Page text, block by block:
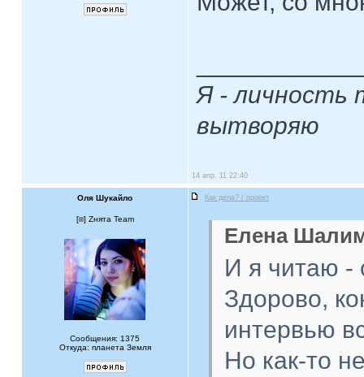
Я - личность
вытворяю
14 апр, 11 22:40
Оля Шукайло Как дела? / проект
[ ] Zнята Team
Сообщения: 1375
Откуда: планета Земля
Елена
И я читаю -
Здорово,
интервью
Но как-то